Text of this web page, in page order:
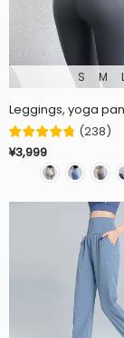
S M
Leggings, yoga
(238)
¥3,999